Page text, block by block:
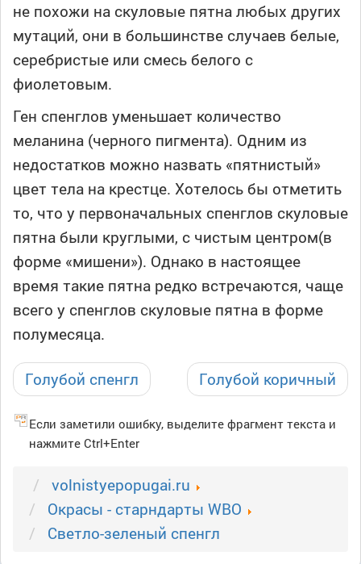
не похожи на скуловые пятна любых других
мутаций, они в большинстве случаев белые,
серебристые или смесь белого с
фиолетовым.
Ген спенглов уменьшает количество
меланина (черного пигмента). Одним из
недостатков можно назвать «пятнистый»
цвет тела на крестце. Хотелось бы отметить
то, что у первоначальных спенглов скуловые
пятна были круглыми, с чистым центром(в
форме «мишени»). Однако в настоящее
время такие пятна редко встречаются, чаще
всего у спенглов скуловые пятна в форме
полумесяца.
Голубой спенгл Голубой коричный
Если заметили ошибку, выделите фрагмент текста и
нажмите Ctrl+Enter
volnistyepopugai.ru
Окрасы - старндарты WBO
Светло-зеленый спенгл